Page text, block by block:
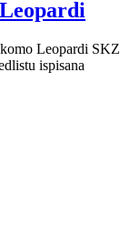
Leopardi SKZ
ispisana